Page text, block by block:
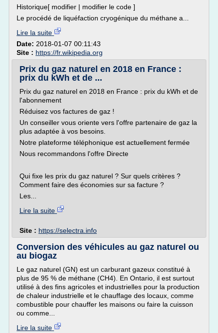
Historique[ modifier | modifier le code ]
Le procédé de liquéfaction cryogénique du méthane a...
Lire la suite
Date: 2018-01-07 00:11:43
Site : https://fr.wikipedia.org
Prix du gaz naturel en 2018 en France :
prix du kWh et de ...
Prix du gaz naturel en 2018 en France : prix du kWh et de
l'abonnement
Réduisez vos factures de gaz !
Un conseiller vous oriente vers l'offre partenaire de gaz la
plus adaptée à vos besoins.
Notre plateforme téléphonique est actuellement fermée
Nous recommandons l'offre Directe
Qui fixe les prix du gaz naturel ? Sur quels critères ?
Comment faire des économies sur sa facture ?
Les...
Lire la suite
Site : https://selectra.info
Conversion des véhicules au gaz naturel ou
au biogaz
Le gaz naturel (GN) est un carburant gazeux constitué à
plus de 95 % de méthane (CH4). En Ontario, il est surtout
utilisé à des fins agricoles et industrielles pour la production
de chaleur industrielle et le chauffage des locaux, comme
combustible pour chauffer les maisons ou faire la cuisson
ou comme...
Lire la suite